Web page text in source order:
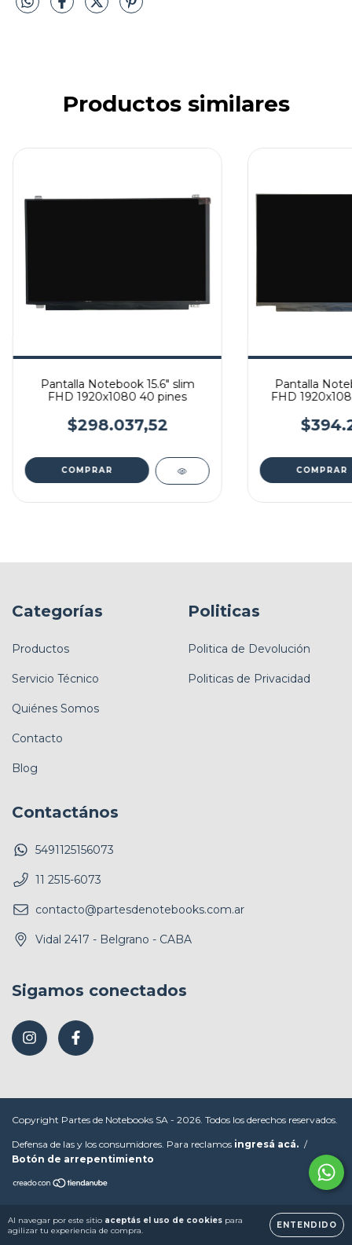
Al navegar por este sitio aceptás el uso de cookies para
agilizar tu experiencia de compra.
ENTENDIDO
Productos similares
Pantalla Notebook 15.6" slim
FHD 1920x1080 40 pines
$298.037,52
Pantalla
FHD
Categorías
Productos
Servicio Técnico
Quiénes Somos
Contacto
Blog
Politicas
Politica de Devolución
Politicas de Privacidad
Contactános
5491125156073
11 2515-6073
contacto@partesdenotebooks.com.ar
Vidal 2417 - Belgrano - CABA
Sigamos conectados
Copyright Partes de Notebooks SA - 2026. Todos los derechos reservados.
Defensa de las y los consumidores. Para reclamos ingresá acá. /
Botón de arrepentimiento